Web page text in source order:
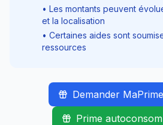
• Les montants peuvent
et la localisation
• Certaines aides sont
ressources
Demander
Prime